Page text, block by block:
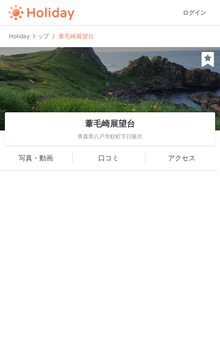
ログイン
Holiday トップ 葦毛崎展望台
葦毛崎展望台
青森県八戸市鮫町字日蔭沢
写真・動画 口コミ アクセス